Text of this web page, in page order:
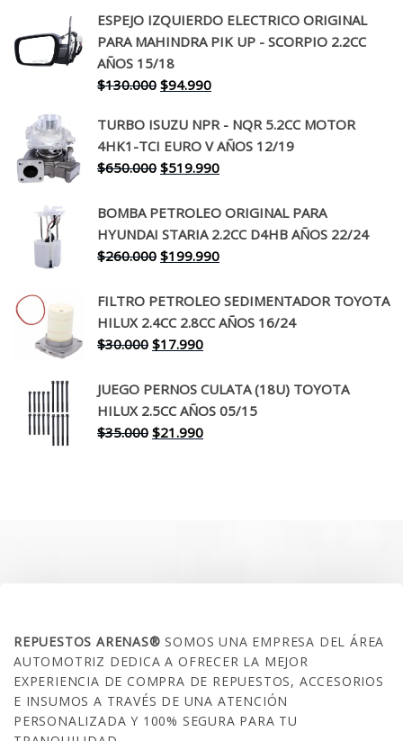
ESPEJO IZQUIERDO ELECTRICO ORIGINAL
PARA MAHINDRA PIK UP - SCORPIO 2.2CC
AÑOS 15/18
$130.000 El
original
era:
$130.000.
$94.990El
actual
es:
$94.990.
TURBO ISUZU NPR - NQR 5.2CC MOTOR
4HK1-TCI EURO V AÑOS 12/19
$650.000 El
original
era:
$650.000.
$519.990El
actual
es:
$519.990.
BOMBA PETROLEO ORIGINAL PARA
HYUNDAI STARIA 2.2CC D4HB AÑOS 22/24
$260.000 El
original
era:
$260.000.
$199.990El
actual
es:
FILTRO PETROLEO SEDIMENTADOR TOYOTA
HILUX 2.4CC 2.8CC AÑOS 16/24
$30.000 El
original
era:
$30.000.
$17.990El
actual
es:
$17.990.
JUEGO PERNOS CULATA (18U) TOYOTA
HILUX 2.5CC AÑOS 05/15
$35.000 El
$21.990El
REPUESTOS ARENAS®SOMOS UNA EMPRESA DEL ÁREA
AUTOMOTRIZ DEDICA A OFRECER LA MEJOR
EXPERIENCIA DE COMPRA DE REPUESTOS, ACCESORIOS
E INSUMOS A TRAVÉS DE UNA ATENCIÓN
PERSONALIZADA Y 100% SEGURA PARA TU